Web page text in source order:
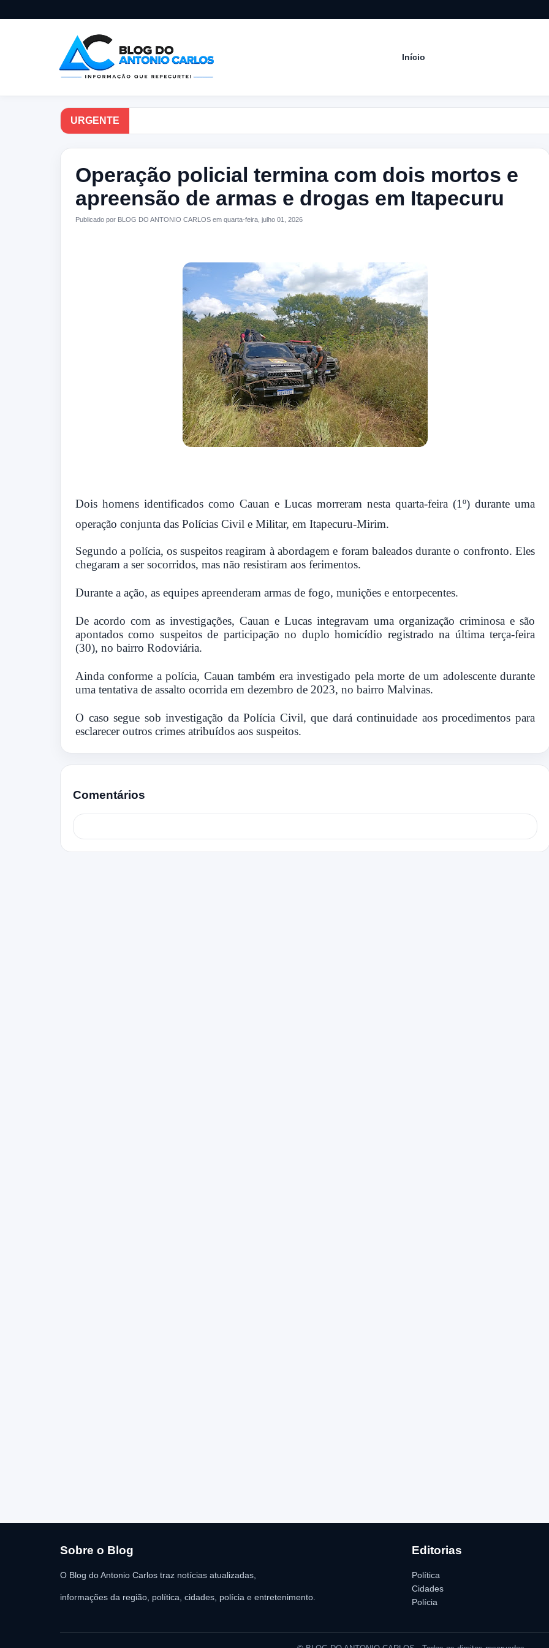
Início
URGENTE
Operação policial termina com dois mortos e
apreensão de armas e drogas em Itapecuru
Publicado por BLOG DO ANTONIO CARLOS em quarta-feira, julho 01, 2026
Dois homens identificados como Cauan e Lucas morreram nesta quarta-feira (1º) durante uma
operação conjunta das Polícias Civil e Militar, em Itapecuru-Mirim.
Segundo a polícia, os suspeitos reagiram à abordagem e foram baleados durante o confronto. Eles
chegaram a ser socorridos, mas não resistiram aos ferimentos.
Durante a ação, as equipes apreenderam armas de fogo, munições e entorpecentes.
De acordo com as investigações, Cauan e Lucas integravam uma organização criminosa e são
apontados como suspeitos de participação no duplo homicídio registrado na última terça-feira
(30), no bairro Rodoviária.
Ainda conforme a polícia, Cauan também era investigado pela morte de um adolescente durante
uma tentativa de assalto ocorrida em dezembro de 2023, no bairro Malvinas.
O caso segue sob investigação da Polícia Civil, que dará continuidade aos procedimentos para
esclarecer outros crimes atribuídos aos suspeitos.
Comentários
Sobre o Blog
O Blog do Antonio Carlos traz notícias atualizadas,
informações da região, política, cidades, polícia e entretenimento.
Editorias
Política
Cidades
Polícia